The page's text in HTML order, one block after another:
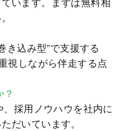
き込み型”で支援する
視しながら伴走する点
採用ノウハウを社内に
だいています。